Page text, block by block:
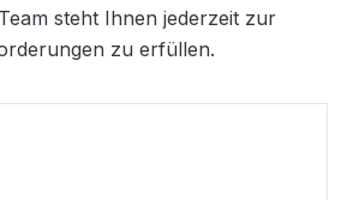
steht Ihnen jederzeit zur
zu erfüllen.